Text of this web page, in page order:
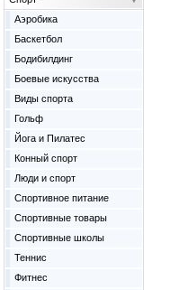
Аэробика
Баскетбол
Бодибилдинг
Боевые искусства
Виды спорта
Гольф
Йога и Пилатес
Конный спорт
Люди и спорт
Спортивное питание
Спортивные товары
Спортивные школы
Теннис
Фитнес